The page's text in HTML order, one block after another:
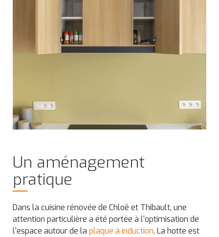
Un aménagement
pratique
Dans la cuisine rénovée de Chloë et Thibault, une
attention particulière a été portée à l'optimisation de
l'espace autour de laplaque à induction. La hotte est